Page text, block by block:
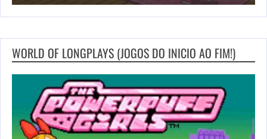
WORLD OF LONGPLAYS (JOGOS DO INICIO AO FIM!)